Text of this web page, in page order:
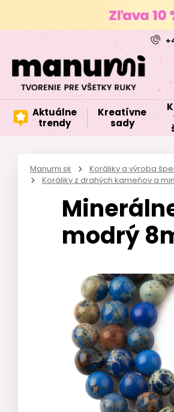
Aktuálne
trendy
Kreatívne
sady
Manumi.sk Koráliky a výroba
Koráliky z drahých kameňov a
modrý